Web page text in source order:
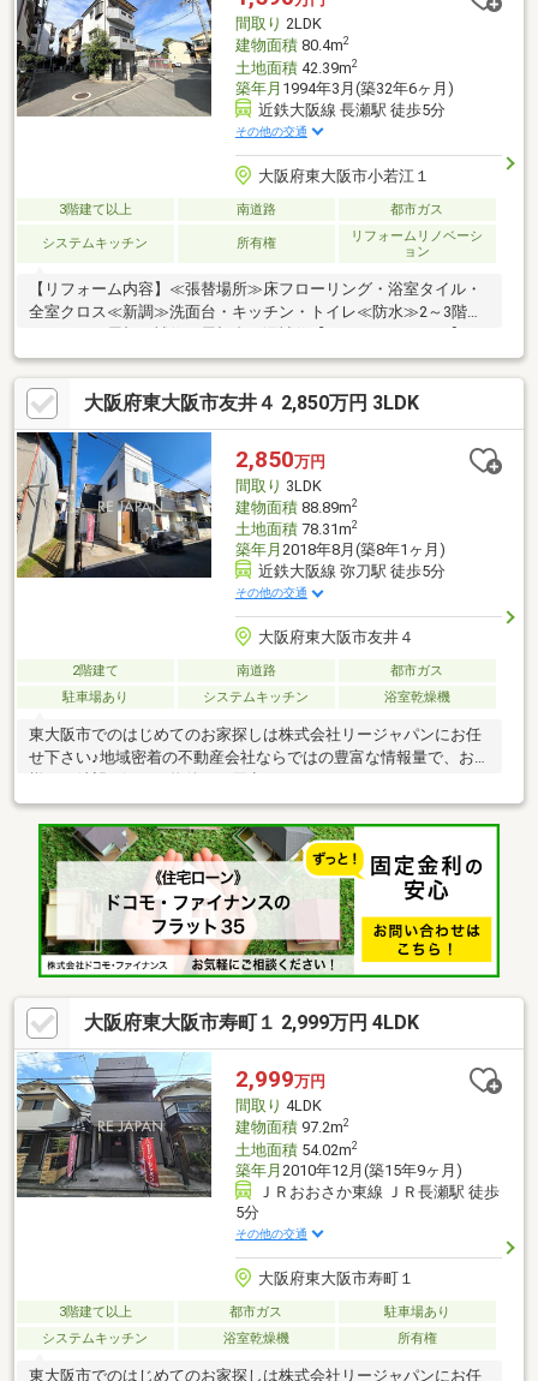
場はカーポート付きのため、雨の日の乗り降りもスムーズ。■教
育施設が徒歩7分圏内！子育て世帯にもオススメです。
間取り 2LDK
建物面積80.4m2
土地面積42.39m2
築年月 1994年3月(築32年6ヶ月)
近鉄大阪線 長瀬駅 徒歩5分
その他の交通
大阪府東大阪市小若江１
3階建て以上 南道路 都市ガス
システムキッチン 所有権
リフォームリノベーシ
ョン
【リフォーム内容】≪張替場所≫床フローリング・浴室タイル・
全室クロス≪新調≫洗面台・キッチン・トイレ≪防水≫2～3階バ
南向きの為、陽当り良好です♪・各居室に収納有、小屋裏収納もご
ざいますので、整理も安心です♪・雨風から大切な愛車を守る、車
庫付きの一戸建です♪・近鉄大阪線「長瀬」駅徒歩6分の立地！忙
しい朝や遅い帰宅時にも安心です♪【周辺施設】・グルメシティ長
瀬店まで490ｍ（徒歩7分）・セブンイレブン近鉄長瀬駅北店まで
410ｍ（徒歩6分）※家具・調度品は販売価格に含まれません。
大阪府東大阪市友井４ 2,850万円 3LDK
2,850万円
間取り 3LDK
建物面積88.89m2
土地面積78.31m2
築年月 2018年8月(築8年1ヶ月)
近鉄大阪線 弥刀駅 徒歩5分
その他の交通
大阪府東大阪市友井４
2階建て 南道路
都市ガス
駐車場あり
システムキッチン 浴室乾燥機
東大阪市でのはじめてのお家探しは株式会社リージャパンにお任
せ下さい♪地域密着の不動産会社ならではの豊富な情報量で、お客
イホーム購入は分からない事だらけだと思いますが、皆様の不安
を解消し素敵な新生活をサポートさせて頂きます！物件情報以外
にも、住宅ローンのこと、建築・リフォームのこと、税金のこ
と、購入のタイミング・流れ等々、不動産の分からない事、わず
らわしい事は全てリージャパンにお任せ下さい！お仕事終わりの
遅い時間や、水曜日（一般的な不動産屋の定休日）でも、事前に
ご予約頂けましたらご対応可能ですので、お気軽にお問い合わせ
下さい♪
大阪府東大阪市寿町１ 2,999万円 4LDK
2,999万円
間取り 4LDK
建物面積97.2m2
土地面積54.02m2
築年月 2010年12月(築15年9ヶ月)
ＪＲおおさか東線 ＪＲ長瀬駅 徒歩
5分
その他の交通
大阪府東大阪市寿町１
3階建て以上 都市ガス
駐車場あり
システムキッチン
浴室乾燥機 所有権
東大阪市でのはじめてのお家探しは株式会社リージャパンにお任